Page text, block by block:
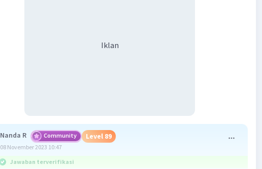
Iklan
Nanda R Community Level 89
08 November 2023 10:47
Jawaban terverifikasi